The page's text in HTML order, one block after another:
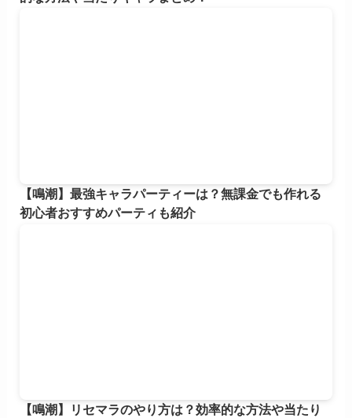
【鳴潮】最強キャラパーティーは？無課金でも作れる
初心者おすすめパーティも紹介
【鳴潮】リセマラのやり方は？効率的な方法や当たり